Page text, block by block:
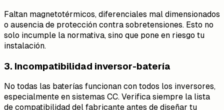
Faltan magnetotérmicos, diferenciales mal dimensionados
o ausencia de protección contra sobretensiones. Esto no
solo incumple la normativa, sino que pone en riesgo tu
instalación.
3. Incompatibilidad inversor-batería
No todas las baterías funcionan con todos los inversores,
especialmente en sistemas CC. Verifica siempre la lista
de compatibilidad del fabricante antes de diseñar tu